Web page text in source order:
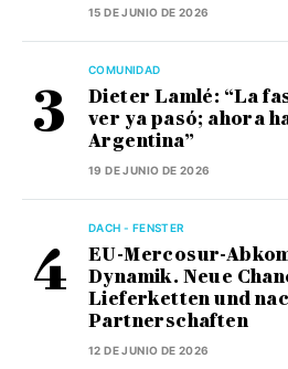
15 DE JUNIO DE 2026
COMUNIDAD
Dieter Lamlé: “La
ver ya pasó; ahora
Argentina”
19 DE JUNIO DE 2026
DACH - FENSTER
EU-Mercosur-
Dynamik. Neue
Lieferketten und
Partnerschaften
12 DE JUNIO DE 2026